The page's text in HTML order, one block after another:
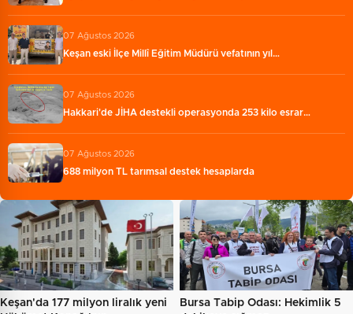
07 Ağustos 2026
Keşan eski İlçe Millî Eğitim Müdürü vefatının yıl…
07 Ağustos 2026
Hakkari'de JİHA destekli operasyonda 253 kilo esrar…
07 Ağustos 2026
688 milyon TL tarımsal destek hesaplarda
Keşan'da 177 milyon liralık yeni
Bursa Tabip Odası: Hekimlik 5